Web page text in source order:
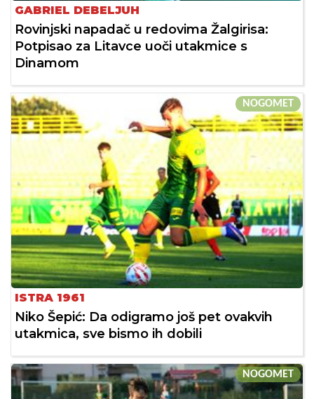
GABRIEL DEBELJUH
Rovinjski napadač u redovima Žalgirisa:
Potpisao za Litavce uoči utakmice s
Dinamom
NOGOMET
ISTRA 1961
Niko Šepić: Da odigramo još pet ovakvih
utakmica, sve bismo ih dobili
NOGOMET